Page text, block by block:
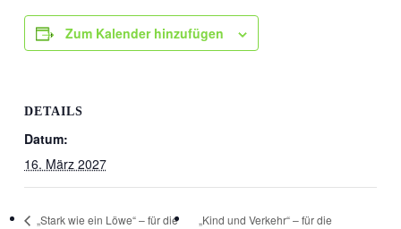
Zum Kalender hinzufügen
DETAILS
Datum:
16. März 2027
„Stark wie ein Löwe“ – für die
„Kind und Verkehr“ – für die